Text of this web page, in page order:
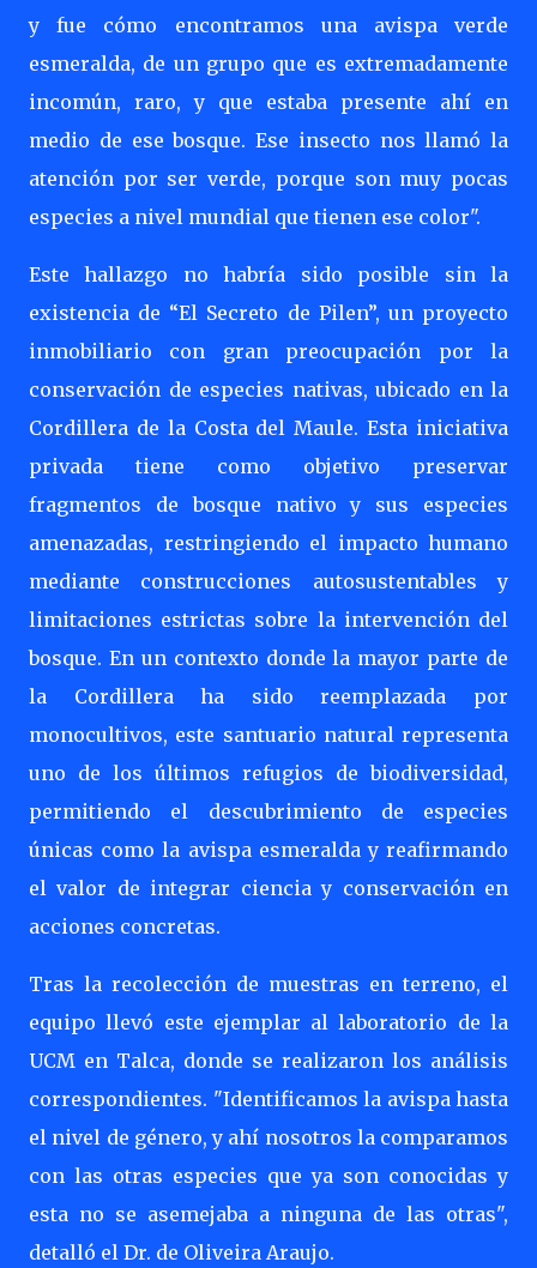
y fue cómo encontramos una avispa verde
esmeralda, de un grupo que es extremadamente
incomún, raro, y que estaba presente ahí en
medio de ese bosque. Ese insecto nos llamó la
atención por ser verde, porque son muy pocas
especies a nivel mundial que tienen ese color".
Este hallazgo no habría sido posible sin la
existencia de “El Secreto de Pilen”, un proyecto
inmobiliario con gran preocupación por la
conservación de especies nativas, ubicado en la
Cordillera de la Costa del Maule. Esta iniciativa
privada tiene como objetivo preservar
fragmentos de bosque nativo y sus especies
amenazadas, restringiendo el impacto humano
mediante construcciones autosustentables y
limitaciones estrictas sobre la intervención del
bosque. En un contexto donde la mayor parte de
la Cordillera ha sido reemplazada por
monocultivos, este santuario natural representa
uno de los últimos refugios de biodiversidad,
permitiendo el descubrimiento de especies
únicas como la avispa esmeralda y reafirmando
el valor de integrar ciencia y conservación en
acciones concretas.
Tras la recolección de muestras en terreno, el
equipo llevó este ejemplar al laboratorio de la
UCM en Talca, donde se realizaron los análisis
correspondientes. "Identificamos la avispa hasta
el nivel de género, y ahí nosotros la comparamos
con las otras especies que ya son conocidas y
esta no se asemejaba a ninguna de las otras",
detalló el Dr. de Oliveira Araujo.